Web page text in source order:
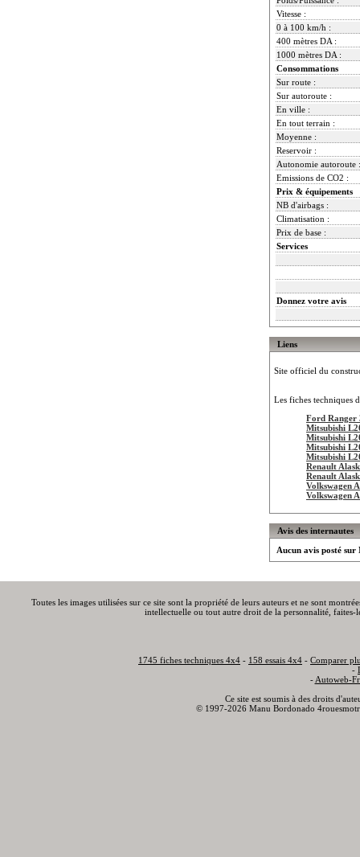
Vitesse :
0 à 100 km/h :
400 mètres DA :
1000 mètres DA :
Consommations
Sur route :
Sur autoroute :
En ville :
En tout terrain :
Moyenne :
Reservoir :
Autonomie autoroute :
Emissions de CO2 :
Prix & équipements
NB d'airbags :
Climatisation :
Prix de base :
Services
Donnez votre avis
Liens
Site officiel du
Les fiches techniques
Ford Ranger
Mitsubishi
Mitsubishi
Mitsubishi
Mitsubishi
Renault
Renault
Volkswagen
Volkswagen
Avis des internautes
Aucun avis posté
Toutes les images utilisées sur ce site sont la propriété de leurs auteurs et ne sont
intellectuelle ou tout autre droit de la personnalité,
1745 fiches techniques 4x4 - 158 essais 4x4 - Comparer
-
- Autoweb-
Ce site est soumis à des droits
© 1997-2026 Manu Bordonado